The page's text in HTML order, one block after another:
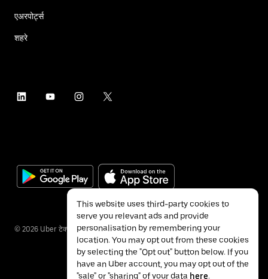
एअरपोर्ट्स
शहरे
© 2026 Uber टेक्नॉलॉजीज इंक.
This website uses third-party cookies to
serve you relevant ads and provide
personalisation by remembering your
location. You may opt out from these cookies
by selecting the "Opt out" button below. If you
have an Uber account, you may opt out of the
"sale" or "sharing" of your data here.